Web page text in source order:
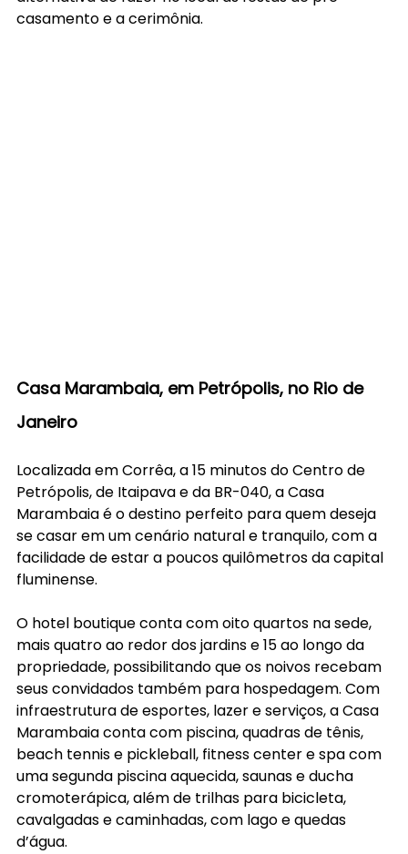
casamento e a cerimônia.
Casa Marambaia, em Petrópolis, no Rio de
Janeiro
Localizada em Corrêa, a 15 minutos do Centro de
Petrópolis, de Itaipava e da BR-040, a Casa
Marambaia é o destino perfeito para quem deseja
se casar em um cenário natural e tranquilo, com a
facilidade de estar a poucos quilômetros da capital
fluminense.
O hotel boutique conta com oito quartos na sede,
mais quatro ao redor dos jardins e 15 ao longo da
propriedade, possibilitando que os noivos recebam
seus convidados também para hospedagem. Com
infraestrutura de esportes, lazer e serviços, a Casa
Marambaia conta com piscina, quadras de tênis,
beach tennis e pickleball, fitness center e spa com
uma segunda piscina aquecida, saunas e ducha
cromoterápica, além de trilhas para bicicleta,
cavalgadas e caminhadas, com lago e quedas
d’água.